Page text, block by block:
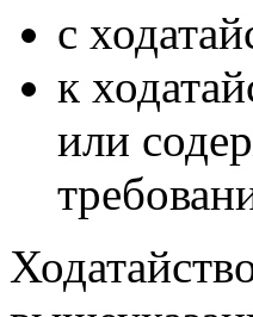
с
к
или